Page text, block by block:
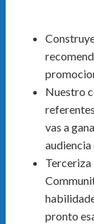
Nuestro
vas a
audiencia
Terceriza
pronto